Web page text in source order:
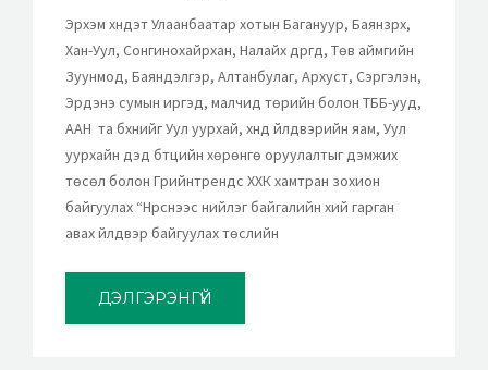
Эрхэм хүндэт Улаанбаатар хотын Багануур, Баянзүрх,
Хан-Уул, Сонгинохайрхан, Налайх дүүргүүд, Төв аймгийн
Зуунмод, Баяндэлгэр, Алтанбулаг, Архуст, Сэргэлэн,
Эрдэнэ сумын иргэд, малчид төрийн болон ТББ-ууд,
ААН та бүхнийг Уул уурхай, хүнд үйлдвэрийн яам, Уул
уурхайн дэд бүтцийн хөрөнгө оруулалтыг дэмжих
төсөл болон Грийнтрендс ХХК хамтран зохион
байгуулах “Нүүрснээс нийлэг байгалийн хий гарган
авах үйлдвэр байгуулах төслийн
ДЭЛГЭРЭНГҮЙ